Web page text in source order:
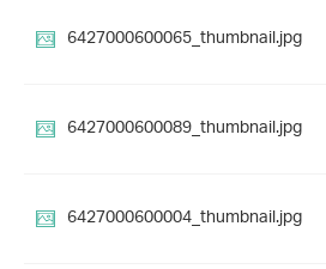
6427000600065_thumbnail.jpg
6427000600089_thumbnail.jpg
6427000600004_thumbnail.jpg